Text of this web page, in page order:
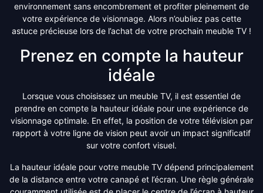
environnement sans encombrement et profiter pleinement de
votre expérience de visionnage. Alors n’oubliez pas cette
astuce précieuse lors de l’achat de votre prochain meuble TV !
Prenez en compte la hauteur
idéale
Lorsque vous choisissez un meuble TV, il est essentiel de
prendre en compte la hauteur idéale pour une expérience de
visionnage optimale. En effet, la position de votre télévision par
rapport à votre ligne de vision peut avoir un impact significatif
sur votre confort visuel.
La hauteur idéale pour votre meuble TV dépend principalement
de la distance entre votre canapé et l’écran. Une règle générale